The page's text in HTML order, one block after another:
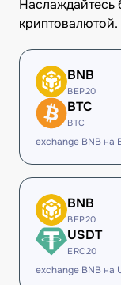
Наслаждайтесь
криптовалютой.
BNB
BEP20
BTC
BTC
exchange BNB на
BNB
BEP20
USDT
ERC20
exchange BNB на